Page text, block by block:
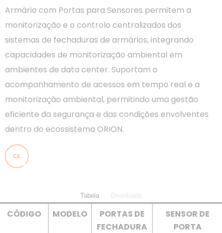
Armário com Portas para Sensores permitem a
monitorização e o controlo centralizados dos
sistemas de fechaduras de armários, integrando
capacidades de monitorização ambiental em
ambientes de data center. Suportam o
acompanhamento de acessos em tempo real e a
monitorização ambiental, permitindo uma gestão
eficiente da segurança e das condições envolventes
dentro do ecossistema ORION.
Tabela Downloads
CÓDIGO MODELO
PORTAS DE
FECHADURA
SENSOR DE
PORTA